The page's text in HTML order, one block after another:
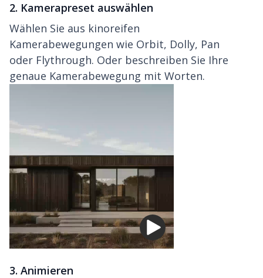
2. Kamerapreset auswählen
Wählen Sie aus kinoreifen
Kamerabewegungen wie Orbit, Dolly, Pan
oder Flythrough. Oder beschreiben Sie Ihre
genaue Kamerabewegung mit Worten.
3. Animieren